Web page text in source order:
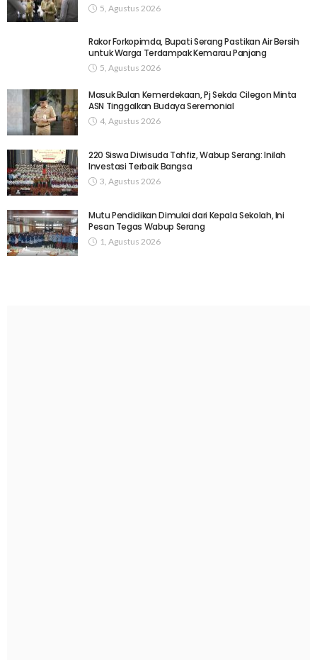
5, Agustus 2026
Rakor Forkopimda, Bupati Serang Pastikan Air Bersih
untuk Warga Terdampak Kemarau Panjang
5, Agustus 2026
Masuk Bulan Kemerdekaan, Pj Sekda Cilegon Minta
ASN Tinggalkan Budaya Seremonial
4, Agustus 2026
220 Siswa Diwisuda Tahfiz, Wabup Serang: Inilah
Investasi Terbaik Bangsa
3, Agustus 2026
Mutu Pendidikan Dimulai dari Kepala Sekolah, Ini
Pesan Tegas Wabup Serang
1, Agustus 2026